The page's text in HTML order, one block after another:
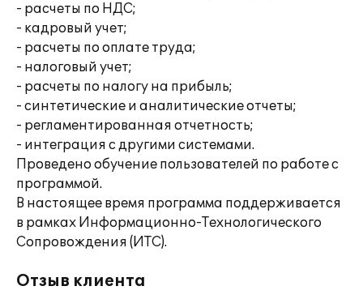
- расчеты по НДС;
- кадровый учет;
- расчеты по оплате труда;
- налоговый учет;
- расчеты по налогу на прибыль;
- синтетические и аналитические отчеты;
- регламентированная отчетность;
- интеграция с другими системами.
Проведено обучение пользователей по работе с
программой.
В настоящее время программа поддерживается
в рамках Информационно-Технологического
Сопровождения (ИТС).
Отзыв клиента